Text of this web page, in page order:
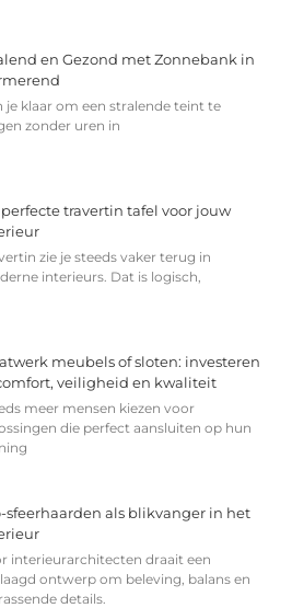
en Gezond met Zonnebank in
je klaar om een stralende teint te
zonder uren in
perfecte travertin tafel voor jouw
zie je steeds vaker terug in
interieurs. Dat is logisch,
meubels of sloten: investeren
veiligheid en kwaliteit
meer mensen kiezen voor
die perfect aansluiten op hun
sfeerhaarden als blikvanger in het
interieurarchitecten draait een
ontwerp om beleving, balans en
details.